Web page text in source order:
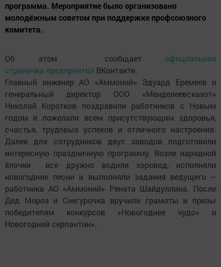
программа. Мероприятие было организовано
молодёжным советом при поддержке профсоюзного
комитета.
Об этом сообщает официальная
страничка предприятий ВКонтакте.
Главный инженер АО «Аммоний» Эдуард Еремеев и
генеральный директор ООО «Менделеевсказот»
Николай Коротков поздравили работников с Новым
годом и пожелали всем присутствующим здоровья,
счастья, трудовых успехов и отличного настроения.
Далее для сотрудников двух заводов подготовили
интересную праздничную программу. Возле нарядной
ёлочки все дружно водили хоровод, исполняли
новогодние песни и выполняли задания ведущего –
работника АО «Аммоний» Рената Шайдуллина. После
Дед Мороз и Снегурочка вручили грамоты и призы
победителям конкурсов «Новогоднее чудо» и
Новогодний серпантин».